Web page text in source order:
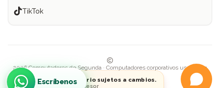
TikTok
2026 Computadores de Segunda · Computadores corporativos usados en
Precios e inventario sujetos a cambios.
Consulte con su asesor
Escríbenos